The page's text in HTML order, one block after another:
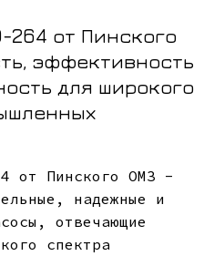
264 от Пинского
эффективность
для широкого
от Пинского ОМЗ -
надежные и
отвечающие
спектра